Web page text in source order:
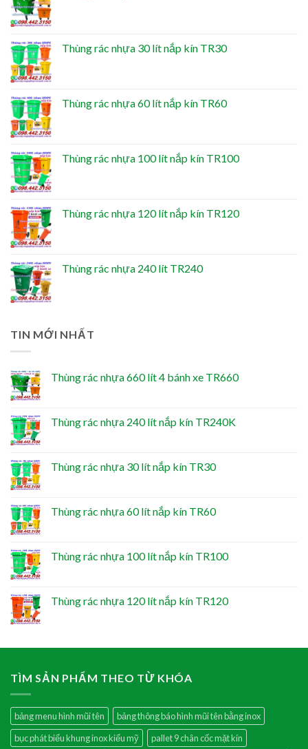
Thùng rác nhựa 30 lít nắp kín TR30
Thùng rác nhựa 60 lít nắp kín TR60
Thùng rác nhựa 100 lít nắp kín TR100
Thùng rác nhựa 120 lít nắp kín TR120
Thùng rác nhựa 240 lít TR240
TIN MỚI NHẤT
Thùng rác nhựa 660 lít 4 bánh xe TR660
Thùng rác nhựa 240 lít nắp kín TR240K
Thùng rác nhựa 30 lít nắp kín TR30
Thùng rác nhựa 60 lít nắp kín TR60
Thùng rác nhựa 100 lít nắp kín TR100
Thùng rác nhựa 120 lít nắp kín TR120
TÌM SẢN PHẨM THEO TỪ KHÓA
bảng menu hình mũi tên
bảng thông báo hình mũi tên bằng inox
bục phát biểu khung inox kiểu mỹ
pallet 9 chân cốc mặt kín